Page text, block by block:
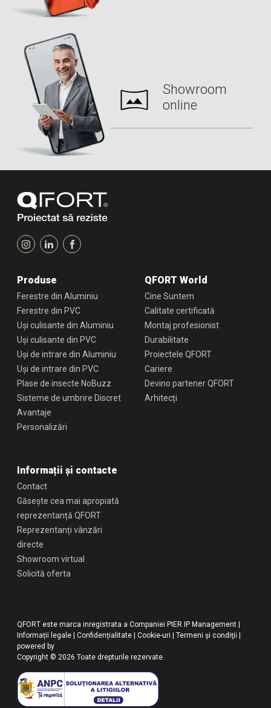
Showroom
online
Produse
Ferestre din Aluminiu
Ferestre din PVC
Uși culisante din Aluminiu
Uși culisante din PVC
Uși de intrare din Aluminiu
Uși de intrare din PVC
Plase de insecte NoBuzz
Sisteme de umbrire Discret
Avantaje
Personalizări
QFORT World
Cine Suntem
Calitate certificată
Montaj profesionist
Durabilitate
Proiectele QFORT
Cariere
Devino partener QFORT
Arhitecți
Informații și contacte
Contact
Găsește cea mai apropiată
reprezentanță QFORT
Reprezentanți vânzări
directe
Showroom virtual
Solicită oferta
QFORT este marca inregistrata a Companiei PIER IP Management |
Informații legale |Confidențialitate |Cookie-uri |Termeni şi condiţii
powered by
Copyright © 2026 Toate drepturile rezervate.